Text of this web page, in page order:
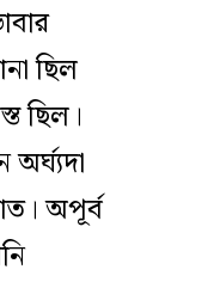
ছিল
ছিল।
অপূর্ব